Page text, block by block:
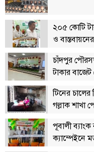
গণমাধ্যম
রাজধানী
ইতিহাস
কথা
কয়
ক্যারিয়ার
চাকুরি
সৌখিন
ফটোগ্রাফার
২০৫ কোটি
ও
চাঁদপুর
টাকার
টিনের চালের
গল্লাক শাখা
পূবালী
ক্যাম্পেইনে